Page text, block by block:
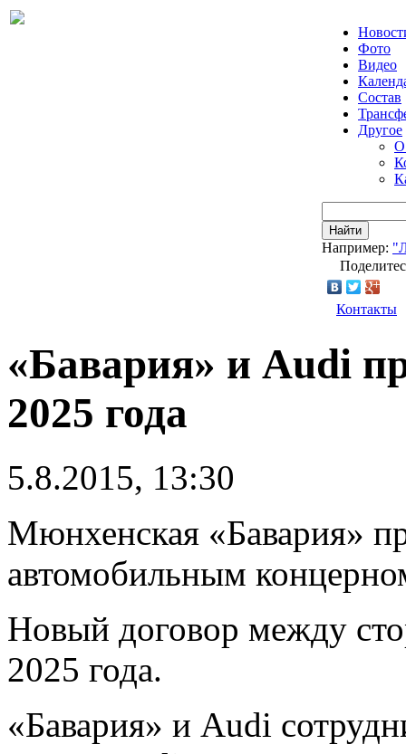
Фото
Видео
Состав
Другое
О
Найти
Например:
Контакты
«Бавария» и Audi
2025 года
5.8.2015, 13:30
Мюнхенская «Бавария»
автомобильным
Новый договор между
2025 года.
«Бавария» и Audi